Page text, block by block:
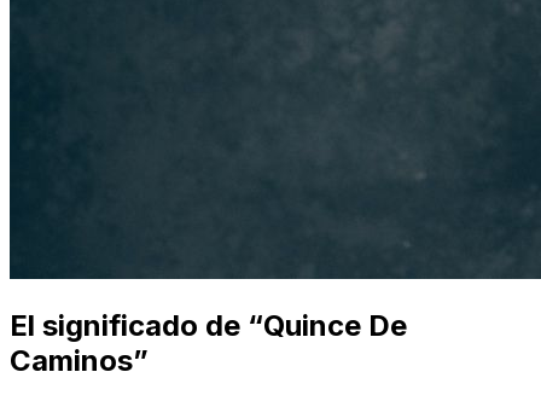
El significado de “Quince De
Caminos”